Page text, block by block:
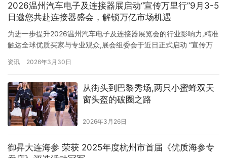
2026温州汽车电子及连接器展启动“宣传万里行”9月3-5
日邀您共赴连接器盛会，解锁万亿市场机遇
为进一步提升2026温州汽车电子及连接器展览会的行业影响力,精准
触达全球优质买家与专业观众,展会组委会于近日正式启动 “宣传万
为核心策略,通过多维度、多层次的宣传攻势,为9月3日至5日在温州
约”。 立足产业高地,以万里之行链接万亿市场 温…
资讯 2026年3月30日
从街头到巴黎秀场,两只小蜜蜂双天
窗头盔的破圈之路
2026年3月26日
御昇大连海参 荣获 2025年度杭州市首届《优质海参专